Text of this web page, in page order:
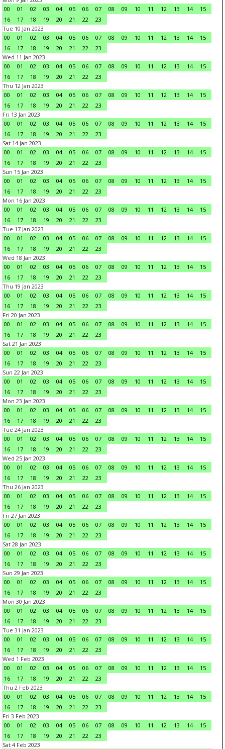
00
01 02 03 04 05 06 07 08 09 10 11 12 13 14
15
16
17 18 19 20 21 22
23
Tue 10 Jan 2023
00
01 02 03 04 05 06 07 08 09 10 11 12 13 14
15
16
17 18 19 20 21 22
23
Wed 11 Jan 2023
00
01 02 03 04 05 06 07 08 09 10 11 12 13 14
15
16
17 18 19 20 21 22
23
Thu 12 Jan 2023
00
01 02 03 04 05 06 07 08 09 10 11 12 13 14
15
16
17 18 19 20 21 22
23
Fri 13 Jan 2023
00
01 02 03 04 05 06 07 08 09 10 11 12 13 14
15
16
17 18 19 20 21 22
23
Sat 14 Jan 2023
00
01 02 03 04 05 06 07 08 09 10 11 12 13 14
15
16
17 18 19 20 21 22
23
Sun 15 Jan 2023
00
01 02 03 04 05 06 07 08 09 10 11 12 13 14
15
16
17 18 19 20 21 22
23
Mon 16 Jan 2023
00
01 02 03 04 05 06 07 08 09 10 11 12 13 14
15
16
17 18 19 20 21 22
23
Tue 17 Jan 2023
00
01 02 03 04 05 06 07 08 09 10 11 12 13 14
15
16
17 18 19 20 21 22
23
Wed 18 Jan 2023
00
01 02 03 04 05 06 07 08 09 10 11 12 13 14
15
16
17 18 19 20 21 22
23
Thu 19 Jan 2023
00
01 02 03 04 05 06 07 08 09 10 11 12 13 14
15
16
17 18 19 20 21 22
23
Fri 20 Jan 2023
00
01 02 03 04 05 06 07 08 09 10 11 12 13 14
15
16
17 18 19 20 21 22
23
Sat 21 Jan 2023
00
01 02 03 04 05 06 07 08 09 10 11 12 13 14
15
16
17 18 19 20 21 22
23
Sun 22 Jan 2023
00
01 02 03 04 05 06 07 08 09 10 11 12 13 14
15
16
17 18 19 20 21 22
23
Mon 23 Jan 2023
00
01 02 03 04 05 06 07 08 09 10 11 12 13 14
15
16
17 18 19 20 21 22
23
Tue 24 Jan 2023
00
01 02 03 04 05 06 07 08 09 10 11 12 13 14
15
16
17 18 19 20 21 22
23
Wed 25 Jan 2023
00
01 02 03 04 05 06 07 08 09 10 11 12 13 14
15
16
17 18 19 20 21 22
23
Thu 26 Jan 2023
00
01 02 03 04 05 06 07 08 09 10 11 12 13 14
15
16
17 18 19 20 21 22
23
Fri 27 Jan 2023
00
01 02 03 04 05 06 07 08 09 10 11 12 13 14
15
16
17 18 19 20 21 22
23
Sat 28 Jan 2023
00
01 02 03 04 05 06 07 08 09 10 11 12 13 14
15
16
17 18 19 20 21 22
23
Sun 29 Jan 2023
00
01 02 03 04 05 06 07 08 09 10 11 12 13 14
15
16
17 18 19 20 21 22
23
Mon 30 Jan 2023
00
01 02 03 04 05 06 07 08 09 10 11 12 13 14
15
16
17 18 19 20 21 22
23
Tue 31 Jan 2023
00
01 02 03 04 05 06 07 08 09 10 11 12 13 14
15
16
17 18 19 20 21 22
23
Wed 1 Feb 2023
00
01 02 03 04 05 06 07 08 09 10 11 12 13 14
15
16
17 18 19 20 21 22
23
Thu 2 Feb 2023
00
01 02 03 04 05 06 07 08 09 10 11 12 13 14
15
16
17 18 19 20 21 22
23
Fri 3 Feb 2023
00
01 02 03 04 05 06 07 08 09 10 11 12 13 14
15
16
17 18 19 20 21 22
23
Sat 4 Feb 2023